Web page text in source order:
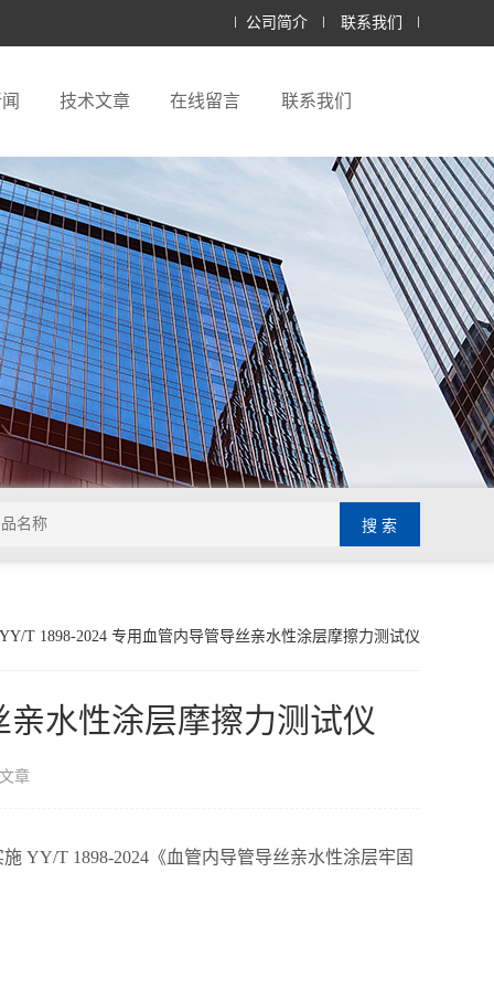
公司简介 联系我们
技术文章 在线留言 联系我们
T 1898-2024 专用血管内导管导丝亲水性涂层摩擦力测试仪
水性涂层摩擦力测试仪
章
YY/T 1898-2024《血管内导管导丝亲水性涂层牢固